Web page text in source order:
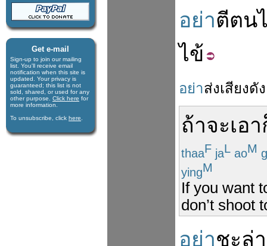
Get e-mail
Sign-up to join our mail­ing
list. You'll receive e­mail
notification when this site is
updated. Your privacy is
guaran­teed; this list is not
sold, shared, or used for any
other purpose. Click here for
more infor­mation.
To unsubscribe, click here
อย่าตีตน
ไข้
อย่าส่งเสียงดัง
ถ้าจะเอา
thaaF jaL aoM
yingM
If you want
don’t shoot
อย่าชะล่